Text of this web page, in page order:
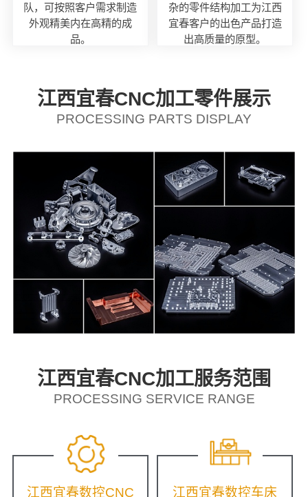
队，可按照客户需求制造
外观精美内在高精的成
品。
杂的零件结构加工为江西
宜春客户的出色产品打造
出高质量的原型。
江西宜春CNC加工零件展示
PROCESSING PARTS DISPLAY
江西宜春CNC加工服务范围
PROCESSING SERVICE RANGE
江西宜春数控CNC 江西宜春数控车床